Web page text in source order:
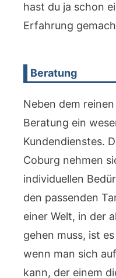
hast du ja schon
Erfahrung
Beratung
Neben dem
Beratung ein
Kundendienstes.
Coburg nehmen
individuellen
den passenden
einer Welt, in der
gehen muss, ist
wenn man sich
kann, der einem